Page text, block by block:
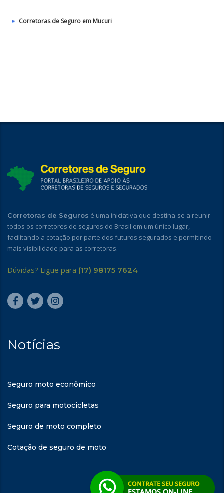
Corretoras de Seguro em Mucuri
Corretoras de Seguros é uma iniciativa que destina-se a reunir
todos os corretores de seguros do Brasil em um único lugar,
facilitando a cotação por parte dos futuros segurados e permitindo
mais visibilidade para as corretoras.
Dúvidas? Ligue para (17) 98175 7624
Notícias
Seguro moto econômico
Seguro para motocicletas
Seguro de moto completo
Cotação de seguro de moto